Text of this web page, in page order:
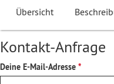
Übersicht
Kontakt-Anfrage
Deine E-Mail-Adresse